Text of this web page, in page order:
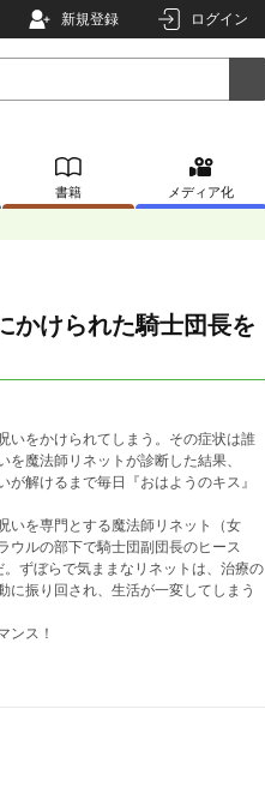
新規登録 ログイン
書籍 メディア化
かけられた騎士団長を
いをかけられてしまう。その症状は誰
魔法師リネットが診断した結果、
解けるまで毎日『おはようのキス』
いを専門とする魔法師リネット（女
ウルの部下で騎士団副団長のヒース
ずぼらで気ままなリネットは、治療の
振り回され、生活が一変してしまう
ンス！